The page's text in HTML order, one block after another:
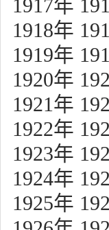
1917年
1918年
1919年
1920年
1921年
1922年
1923年
1924年
1925年